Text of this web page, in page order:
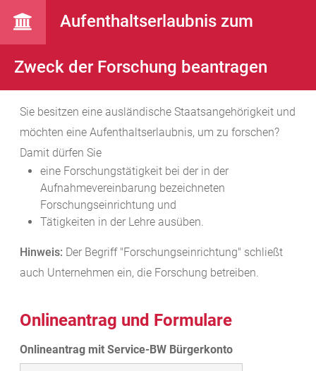
Aufenthaltserlaubnis zum
Zweck der Forschung beantragen
Sie besitzen eine ausländische Staatsangehörigkeit und
möchten eine Aufenthaltserlaubnis, um zu forschen?
Damit dürfen Sie
eine Forschungstätigkeit bei der in der
Aufnahmevereinbarung bezeichneten
Forschungseinrichtung und
Tätigkeiten in der Lehre ausüben.
Hinweis: Der Begriff "Forschungseinrichtung" schließt
auch Unternehmen ein, die Forschung betreiben.
Onlineantrag und Formulare